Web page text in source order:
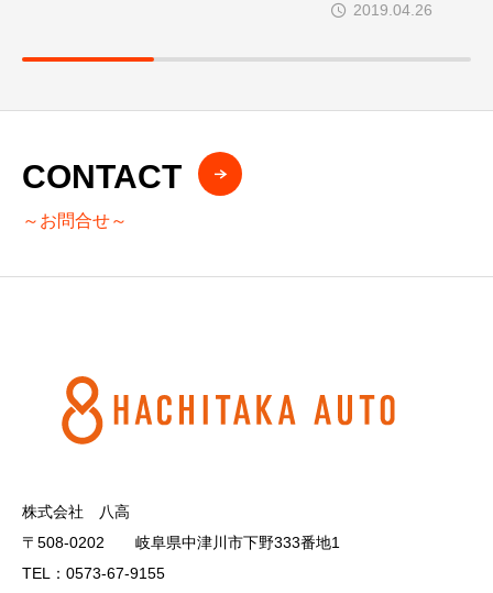
2019.04.26
CONTACT
～お問合せ～
株式会社 八高
〒508-0202 岐阜県中津川市下野333番地1
TEL：0573-67-9155